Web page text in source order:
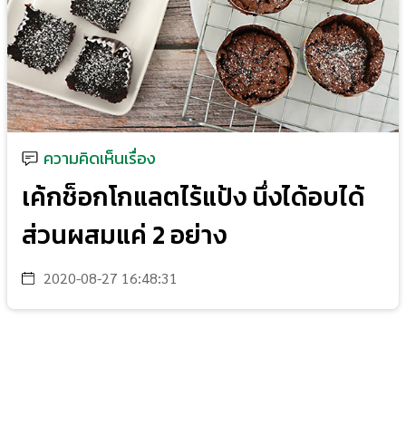
ความคิดเห็นเรื่อง
เค้กช็อกโกแลตไร้แป้ง นึ่งได้อบได้
ส่วนผสมแค่ 2 อย่าง
2020-08-27 16:48:31